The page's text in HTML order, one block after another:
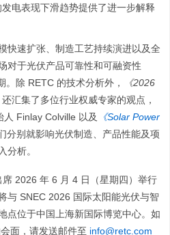
电表现下滑趋势提供了进一步解释
快速扩张、制造工艺持续演进以及全
对于光伏产品可靠性和可融资性
。除 RETC 的技术分析外，
《2026
还汇集了多位行业权威专家的观点，
人 Finlay Colville 以及
《Solar Power
分别就影响光伏制造、产品性能及项
分析。
2026 年 6 月 4 日（星期四）举行
与 SNEC 2026 国际太阳能光伏与智
点位于中国上海新国际博览中心。如
面，请发送邮件至 info@retc.com